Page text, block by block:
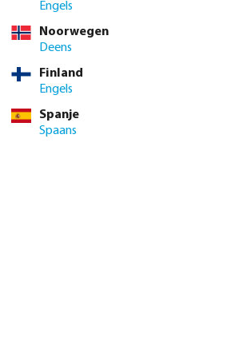
werkdag(en)
in of gebruik de knoppen om de
aan winkelmandje
Engels
Noorwegen
Deens
Finland
Engels
Spanje
Spaans